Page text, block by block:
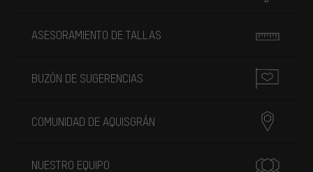
ASESORAMIENTO DE TALLAS
BUZÓN DE SUGERENCIAS
COMUNIDAD DE AQUISGRÁN
NUESTRO EQUIPO